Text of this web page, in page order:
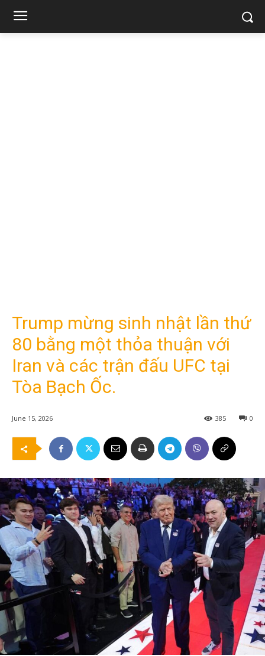
Trump mừng sinh nhật lần thứ
80 bằng một thỏa thuận với
Iran và các trận đấu UFC tại
Tòa Bạch Ốc.
June 15, 2026 0
385